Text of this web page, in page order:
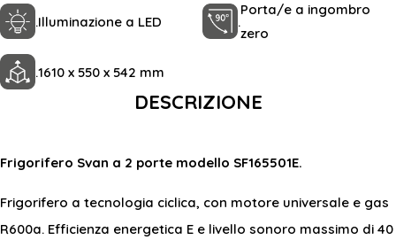
.Illuminazione a LED .
Porta/e a ingombro
zero
.1610 x 550 x 542 mm
DESCRIZIONE
Frigorifero Svan a 2 porte modello SF165501E.
Frigorifero a tecnologia ciclica, con motore universale e gas
R600a. Efficienza energetica E e livello sonoro massimo di 40